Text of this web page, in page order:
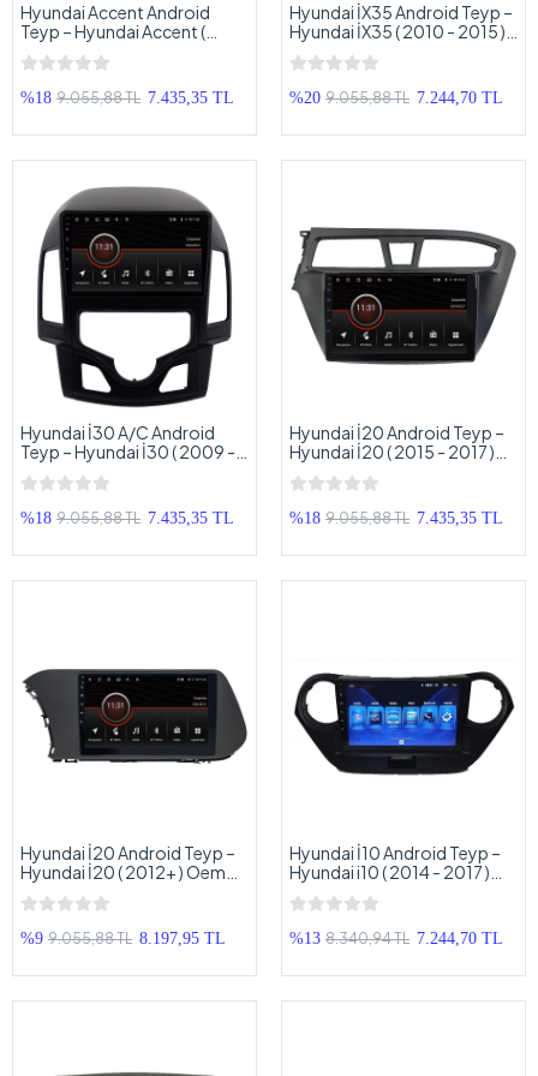
Hyundai Accent Android
Teyp – Hyundai Accent (
2009+ ) Oem Android
Multimedya – Hyundai
Accent Android Double Teyp
%18 9.055,88 TL 7.435,35 TL
Hyundai İX35 Android Teyp –
Hyundai İX35 ( 2010 - 2015 )
Oem Android Multimedya –
Hyundai İX35 Android
Double Teyp
%20 9.055,88 TL 7.244,70 TL
Hyundai İ30 A/C Android
Teyp – Hyundai İ30 ( 2009 -
2012 ) Oem Android
Multimedya – Hyundai İ30
A/C Android Double Teyp
%18 9.055,88 TL 7.435,35 TL
Hyundai İ20 Android Teyp –
Hyundai İ20 ( 2015 - 2017 )
Oem Android Multimedya –
Hyundai İ20 Android Double
Teyp
%18 9.055,88 TL 7.435,35 TL
Hyundai İ20 Android Teyp –
Hyundai İ20 ( 2012+ ) Oem
Android Multimedya –
Hyundai İ20 Android Double
Teyp
%9 9.055,88 TL 8.197,95 TL
Hyundai İ10 Android Teyp –
Hyundai i10 ( 2014 - 2017 )
Oem Android Multimedya –
Hyundai İ10 Android Double
Teyp
%13 8.340,94 TL 7.244,70 TL